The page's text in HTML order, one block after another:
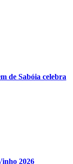
de Sabóia celebra
2026